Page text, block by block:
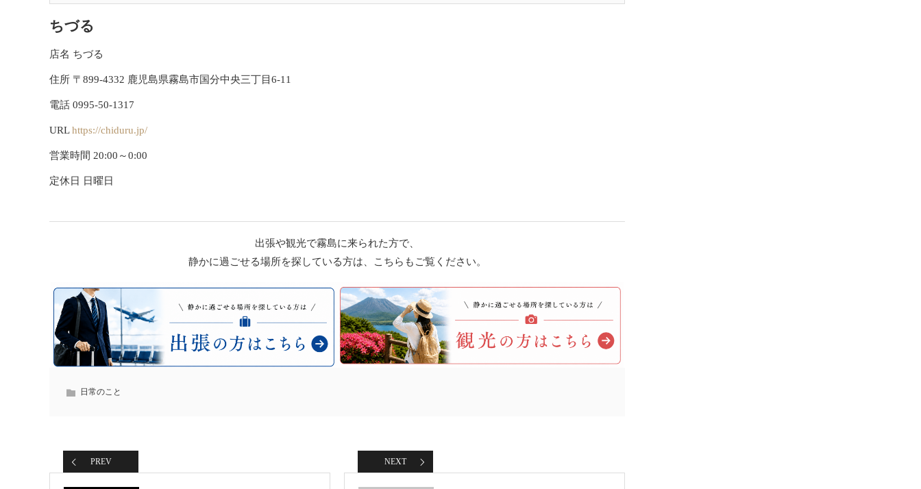
ちづる
店名 ちづる
住所 〒899-4332 鹿児島県霧島市国分中央三丁目6-11
電話 0995-50-1317
URLhttps://chiduru.jp/
営業時間 20:00～0:00
定休日 日曜日
出張や観光で霧島に来られた方で、
静かに過ごせる場所を探している方は、こちらもご覧ください。
日常のこと
PREV NEXT